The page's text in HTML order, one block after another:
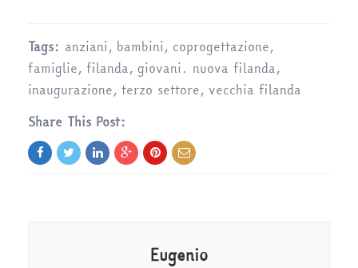
Tags: anziani, bambini, coprogettazione,
famiglie, filanda, giovani. nuova filanda,
inaugurazione, terzo settore, vecchia filanda
Share This Post:
Eugenio